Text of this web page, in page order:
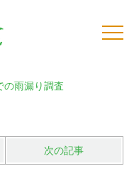
の雨漏り調査
次の記事